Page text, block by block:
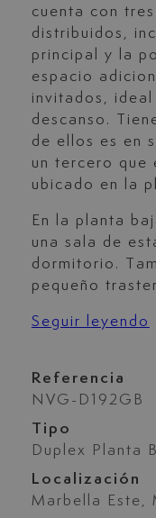
cuenta con
distribuidos,
principal y la
espacio
invitados,
descanso.
de ellos es en
un tercero que
ubicado en la
En la planta
una sala de
dormitorio.
pequeño
Seguir leyendo
Referencia
NVG-D192GB
Tipo
Duplex Planta
Localización
Marbella Este,